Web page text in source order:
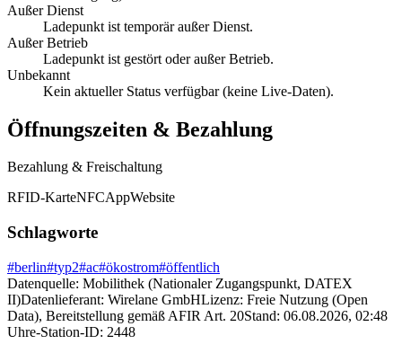
Außer Dienst
Ladepunkt ist temporär außer Dienst.
Außer Betrieb
Ladepunkt ist gestört oder außer Betrieb.
Unbekannt
Kein aktueller Status verfügbar (keine Live-Daten).
Öffnungszeiten & Bezahlung
Bezahlung & Freischaltung
RFID-KarteNFCAppWebsite
Schlagworte
#berlin#typ2#ac#ökostrom#öffentlich
Datenquelle: Mobilithek (Nationaler Zugangspunkt, DATEX
II)Datenlieferant: Wirelane GmbHLizenz: Freie Nutzung (Open
Data), Bereitstellung gemäß AFIR Art. 20Stand: 06.08.2026, 02:48
Uhre-Station-ID: 2448